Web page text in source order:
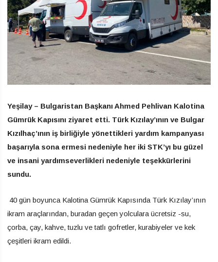
Yeşilay – Bulgaristan Başkanı Ahmed Pehlivan Kalotina
Gümrük Kapısını ziyaret etti. Türk Kızılay’ının ve Bulgar
Kızılhaç’ının iş birliğiyle yönettikleri yardım kampanyası
başarıyla sona ermesi nedeniyle her iki STK’yı bu güzel
ve insani yardımseverlikleri nedeniyle teşekkürlerini
sundu.
40 gün boyunca Kalotina Gümrük Kapısında Türk Kızılay’ının
ikram araçlarından, buradan geçen yolculara ücretsiz -su,
çorba, çay, kahve, tuzlu ve tatlı gofretler, kurabiyeler ve kek
çeşitleri ikram edildi.